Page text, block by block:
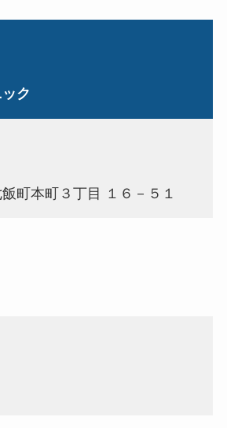
ク
町本町３丁目 １６－５１